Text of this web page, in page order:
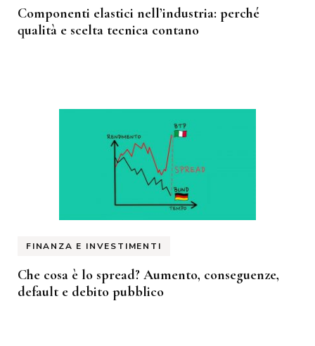
Componenti elastici nell’industria: perché
qualità e scelta tecnica contano
FINANZA E INVESTIMENTI
Che cosa è lo spread? Aumento, conseguenze,
default e debito pubblico